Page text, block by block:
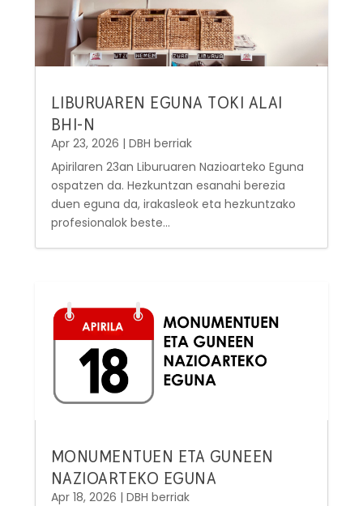
LIBURUAREN EGUNA TOKI ALAI
BHI-N
Apr 23, 2026 | DBH berriak
Apirilaren 23an Liburuaren Nazioarteko Eguna
ospatzen da. Hezkuntzan esanahi berezia
duen eguna da, irakasleok eta hezkuntzako
profesionalok beste...
MONUMENTUEN ETA GUNEEN
NAZIOARTEKO EGUNA
Apr 18, 2026 | DBH berriak